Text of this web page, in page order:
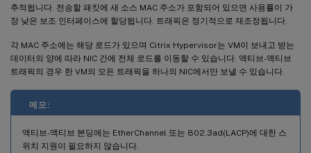
추적됩니다. 전송할 패킷에 새 소스 MAC 주소가 포함되어 있으면 사용률이 가
장 낮은 보조 인터페이스에 할당됩니다. 트래픽은 정기적으로 재조정됩니다.
각 MAC 주소에는 해당 로드가 있으며 Citrix Hypervisor는 VM이 보내고 받는
데이터의 양에 따라 NIC 간에 전체 로드를 이동할 수 있습니다. 액티브-액티브
트래픽의 경우 한 VM의 모든 트래픽을 하나의 NIC에서만 보낼 수 있습니다.
메모:
액티브-액티브 본딩에는 EtherChannel 또는 802.3ad(LACP)에 대한 스
위치 지원이 필요하지 않습니다.